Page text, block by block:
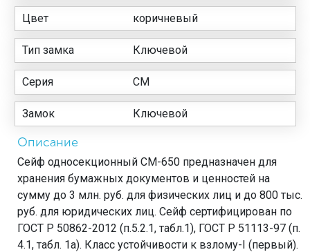
Цвет коричневый
Тип замка Ключевой
Серия СМ
Замок Ключевой
Описание
Сейф односекционный СМ-650 предназначен для
хранения бумажных документов и ценностей на
сумму до 3 млн. руб. для физических лиц и до 800 тыс.
руб. для юридических лиц. Сейф сертифицирован по
ГОСТ Р 50862-2012 (п.5.2.1, табл.1), ГОСТ Р 51113-97 (п.
4.1, табл. 1а). Класс устойчивости к взлому-I (первый).